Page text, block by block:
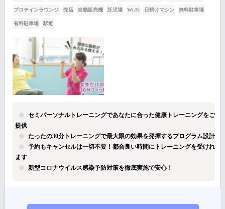
プロテインラウンジ 売店 自動販売機 託児場 Wi-Fi 日焼けマシン 無料駐車場
有料駐車場 駅近
セミパーソナルトレーニングであなたに合った健康トレーニングをご
提供
たったの30分トレーニングで最大限の効果を発揮するプログラム設計
予約もキャンセルは一切不要！都合良い時間にトレーニングを受けれ
ます
新型コロナウイルス感染予防対策を徹底実施で安心！